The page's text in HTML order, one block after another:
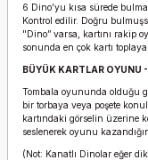
6 Dino’yu kısa sürede
Kontrol edilir. Doğru
"Dino” varsa, kartını rakip
sonunda en çok kartı
BÜYÜK KARTLAR
Tombala oyununda olduğu
bir torbaya veya poşete
kartındaki görselin üzerine
seslenerek oyunu
(Not: Kanatlı Dinolar eğer